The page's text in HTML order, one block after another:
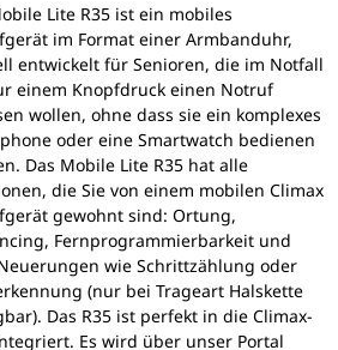
Lite R35 ist ein mobiles
im Format einer Armbanduhr,
entwickelt für Senioren, die im Notfall
einem Knopfdruck einen Notruf
wollen, ohne dass sie ein komplexes
oder eine Smartwatch bedienen
Das Mobile Lite R35 hat alle
die Sie von einem mobilen Climax
gewohnt sind: Ortung,
Fernprogrammierbarkeit und
wie Schrittzählung oder
(nur bei Trageart Halskette
Das R35 ist perfekt in die Climax-
Es wird über unser Portal